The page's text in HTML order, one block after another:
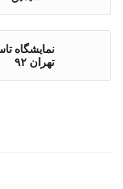
نمایشگاه
تهران ۹۲